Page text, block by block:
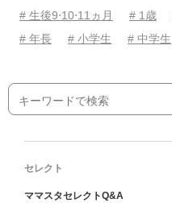
# 生後9⋅10⋅11ヵ月
# 1歳
# 年長
# 小学生 # 中学生
セレクト
ママスタセレクトQ&A